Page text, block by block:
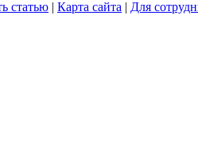
статью | Карта сайта | Для